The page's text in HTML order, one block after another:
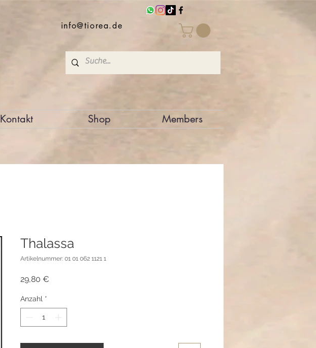
info@tiorea.de
Kontakt Shop Members
Thalassa
Artikelnummer: 01 01 062 1121 1
29,80 €
Anzahl *